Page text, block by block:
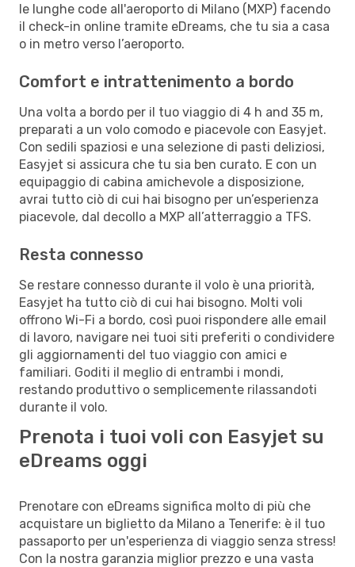
le lunghe code all'aeroporto di Milano (MXP) facendo
il check-in online tramite eDreams, che tu sia a casa
o in metro verso l’aeroporto.
Comfort e intrattenimento a bordo
Una volta a bordo per il tuo viaggio di 4 h and 35 m,
preparati a un volo comodo e piacevole con Easyjet.
Con sedili spaziosi e una selezione di pasti deliziosi,
Easyjet si assicura che tu sia ben curato. E con un
equipaggio di cabina amichevole a disposizione,
avrai tutto ciò di cui hai bisogno per un’esperienza
piacevole, dal decollo a MXP all’atterraggio a TFS.
Resta connesso
Se restare connesso durante il volo è una priorità,
Easyjet ha tutto ciò di cui hai bisogno. Molti voli
offrono Wi-Fi a bordo, così puoi rispondere alle email
di lavoro, navigare nei tuoi siti preferiti o condividere
gli aggiornamenti del tuo viaggio con amici e
familiari. Goditi il meglio di entrambi i mondi,
restando produttivo o semplicemente rilassandoti
durante il volo.
Prenota i tuoi voli con Easyjet su
eDreams oggi
Prenotare con eDreams significa molto di più che
acquistare un biglietto da Milano a Tenerife: è il tuo
passaporto per un'esperienza di viaggio senza stress!
Con la nostra garanzia miglior prezzo e una vasta